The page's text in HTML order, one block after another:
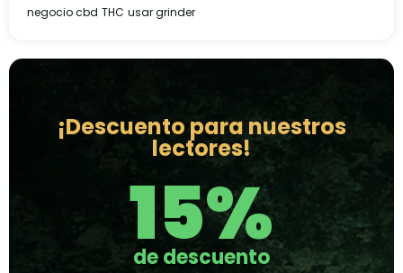
negocio cbd THC usar grinder
¡Descuento para nuestros
lectores!
15%
de descuento